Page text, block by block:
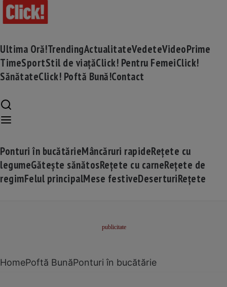
Ultima Oră!TrendingActualitateVedeteVideoPrime
TimeSportStil de viațăClick! Pentru FemeiClick!
SănătateClick! Poftă Bună!Contact
Ponturi în bucătărieMâncăruri rapideRețete cu
legumeGătește sănătosRețete cu carneRețete de
regimFelul principalMese festiveDeserturiRețete
HomePoftă BunăPonturi în bucătărie